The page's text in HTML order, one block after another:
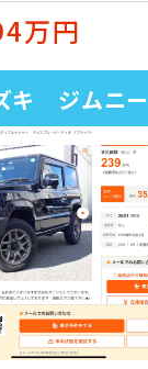
万円
キ ジムニー